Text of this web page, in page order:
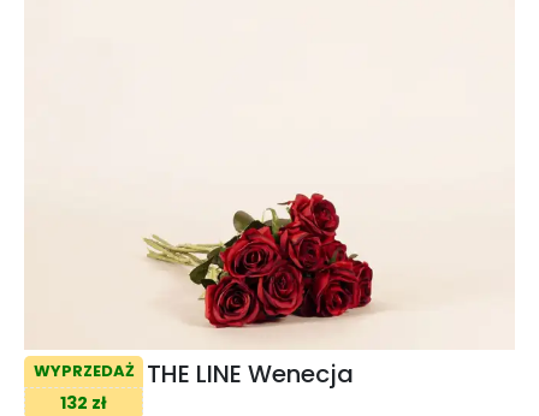
WYPRZEDAŻ
132 zł
THE LINE Wenecja